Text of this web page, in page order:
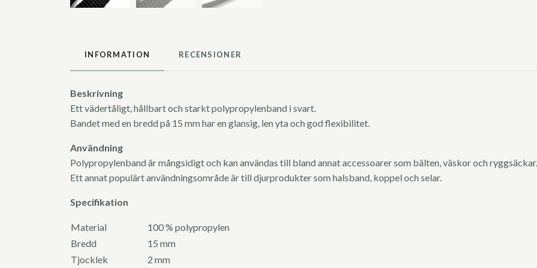
INFORMATION RECENSIONER
Beskrivning
Ett vädertåligt, hållbart och starkt polypropylenband i svart.
Bandet med en bredd på 15 mm har en glansig, len yta och god flexibilitet.
Användning
Polypropylenband är mångsidigt och kan användas till bland annat accessoarer som bälten, väskor och ryggsäckar.
Ett annat populärt användningsområde är till djurprodukter som halsband, koppel och selar.
Specifikation
Material
100 % polypropylen
Bredd
15 mm
Tjocklek
2 mm